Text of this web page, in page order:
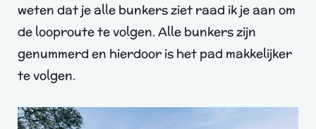
weten dat je alle bunkers ziet raad ik je aan om
de looproute te volgen. Alle bunkers zijn
genummerd en hierdoor is het pad makkelijker
te volgen.